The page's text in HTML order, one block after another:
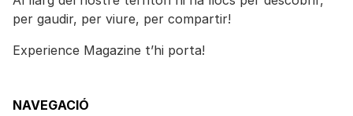
per gaudir, per viure, per compartir!
Experience Magazine t’hi porta!
NAVEGACIÓ